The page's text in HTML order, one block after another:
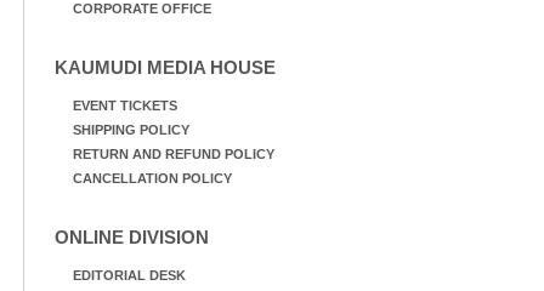
CORPORATE OFFICE
KAUMUDI MEDIA HOUSE
EVENT TICKETS
SHIPPING POLICY
RETURN AND REFUND POLICY
CANCELLATION POLICY
ONLINE DIVISION
EDITORIAL DESK